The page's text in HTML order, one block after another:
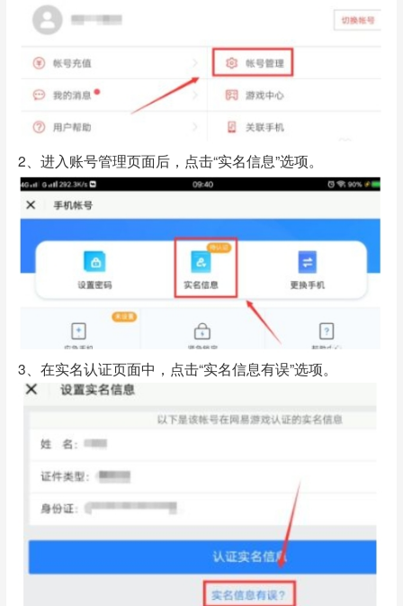
2、进入账号管理页面后，点击“实名信息”选项。
3、在实名认证页面中，点击“实名信息有误”选项。